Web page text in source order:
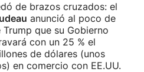
de brazos cruzados: el
anunció al poco de
que su Gobierno
con un 25 % el
de dólares (unos
en comercio con EE.UU.